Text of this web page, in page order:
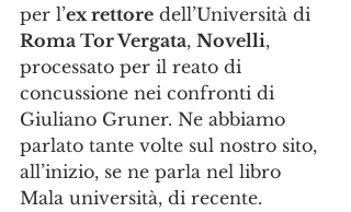
per l’ex rettore dell’Università di
Roma Tor Vergata, Novelli,
processato per il reato di
concussione nei confronti di
Giuliano Gruner. Ne abbiamo
parlato tante volte sul nostro sito,
all’inizio, se ne parla nel libro
Mala università, di recente.